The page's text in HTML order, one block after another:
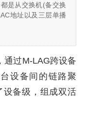
是从交换机(备交换
地址以及三层单播
通过M-LAG跨设备
设备间的链路聚
设备级，组成双活